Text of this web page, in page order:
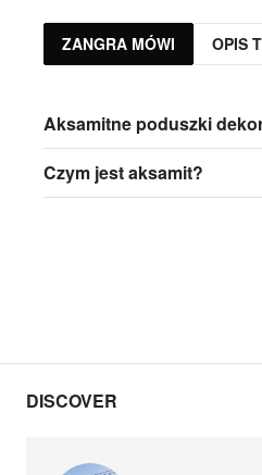
ZANGRA MÓWI OPIS
Aksamitne poduszki
Czym jest aksamit?
DISCOVER